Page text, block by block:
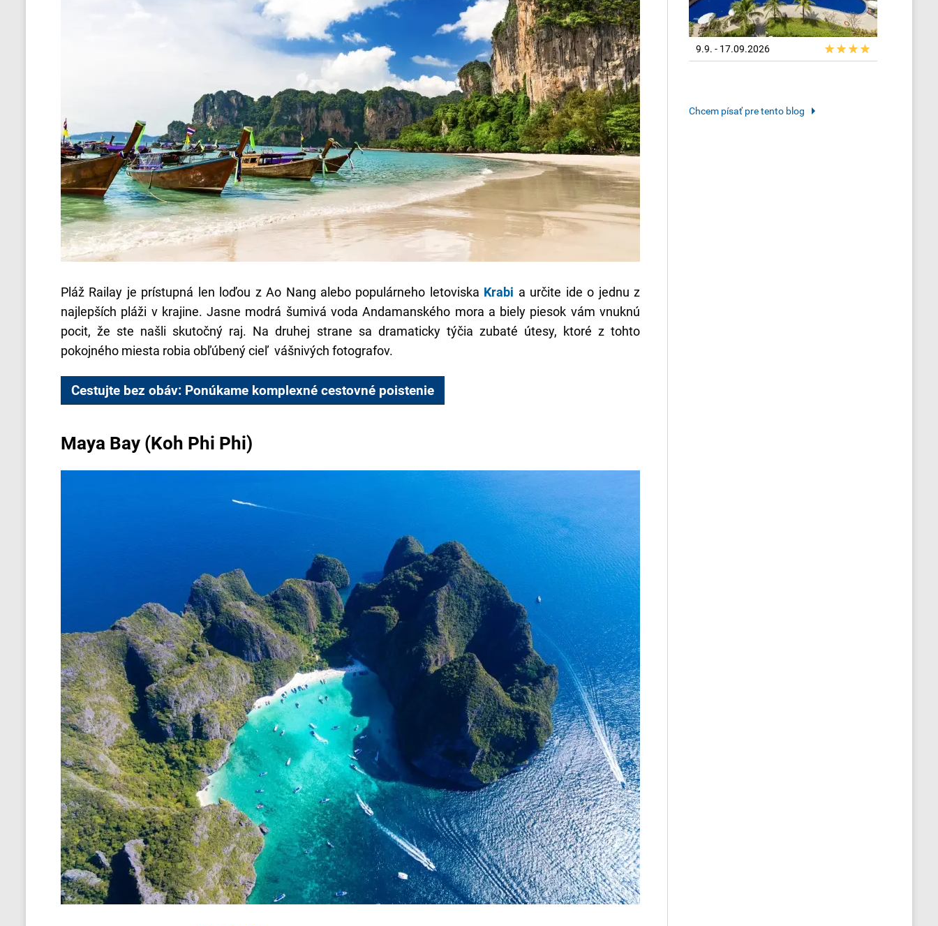
Pláž Railay je prístupná len loďou z Ao Nang alebo populárneho letoviska Krabi a určite ide o jednu z
najlepších pláži v krajine. Jasne modrá šumivá voda Andamanského mora a biely piesok vám vnuknú
pocit, že ste našli skutočný raj. Na druhej strane sa dramaticky týčia zubaté útesy, ktoré z tohto
pokojného miesta robia obľúbený cieľ vášnivých fotografov.
Cestujte bez obáv: Ponúkame komplexné cestovné poistenie
Maya Bay (Koh Phi Phi)
9.9. - 17.09.2026
Chcem písať pre tento blog